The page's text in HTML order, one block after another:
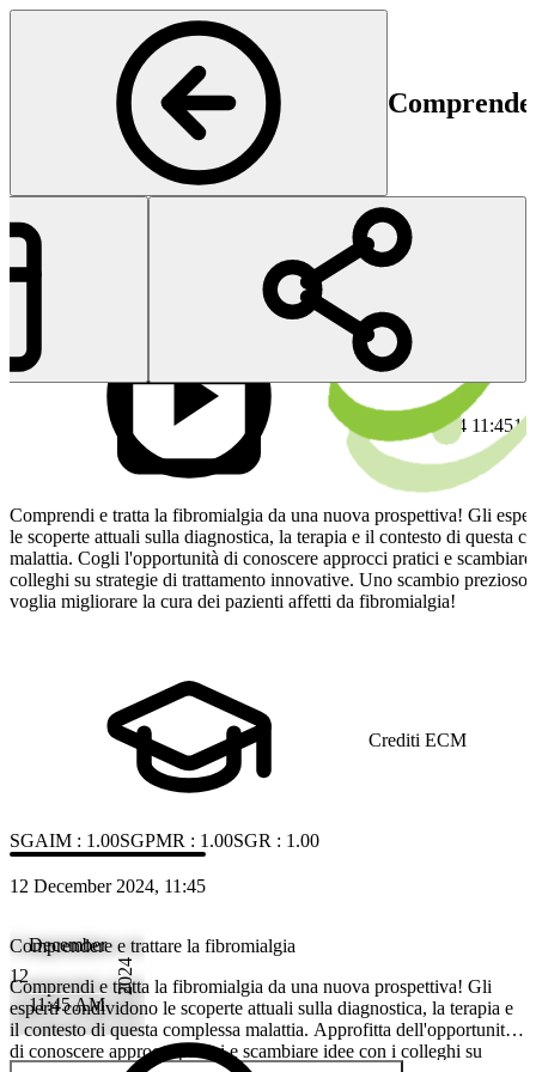
Inizio
12 Dec 2024 11:4512
Comprendi e tratta la fibromialgia da una nuova prospettiva! Gli
le scoperte attuali sulla diagnostica, la terapia e il contesto di questa
malattia. Cogli l'opportunità di conoscere approcci pratici e
colleghi su strategie di trattamento innovative. Uno scambio prezioso
voglia migliorare la cura dei pazienti affetti da fibromialgia!
Crediti ECM
SGAIM : 1.00SGPMR : 1.00SGR : 1.00
12 December 2024, 11:45
12
December
11:45 AM
2024
Comprendere e trattare la fibromialgia
Comprendi e tratta la fibromialgia da una nuova prospettiva! Gli
esperti condividono le scoperte attuali sulla diagnostica, la terapia e
il contesto di questa complessa malattia. Approfitta dell'opportunità
di conoscere approcci pratici e scambiare idee con i colleghi su